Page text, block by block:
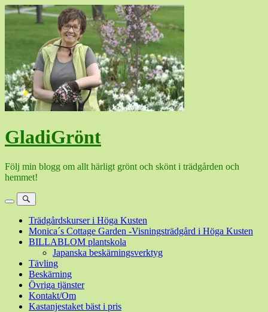
Hoppa
GladiGrönt
Följ min blogg om allt härligt grönt och skönt i trädgården och
hemmet!
MenySök
Trädgårdskurser i Höga Kusten
Monica´s Cottage Garden -Visningsträdgård i Höga Kusten
BILLABLOM plantskola
Japanska beskärningsverktyg
Tävling
Beskärning
Övriga tjänster
Kontakt/Om
Kastanjestaket bäst i pris